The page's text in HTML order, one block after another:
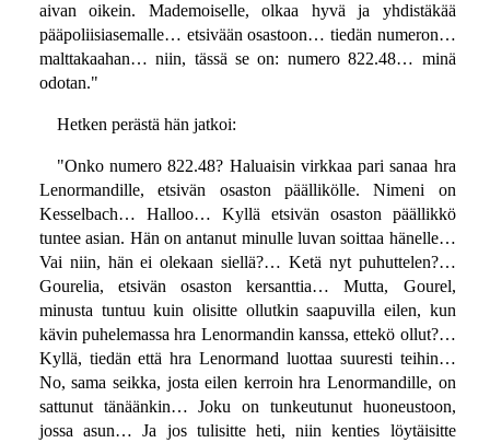
aivan oikein. Mademoiselle, olkaa hyvä ja yhdistäkää
pääpoliisiasemalle… etsivään osastoon… tiedän numeron…
malttakaahan… niin, tässä se on: numero 822.48… minä
odotan."
Hetken perästä hän jatkoi:
"Onko numero 822.48? Haluaisin virkkaa pari sanaa hra
Lenormandille, etsivän osaston päällikölle. Nimeni on
Kesselbach… Halloo… Kyllä etsivän osaston päällikkö
tuntee asian. Hän on antanut minulle luvan soittaa hänelle…
Vai niin, hän ei olekaan siellä?… Ketä nyt puhuttelen?…
Gourelia, etsivän osaston kersanttia… Mutta, Gourel,
minusta tuntuu kuin olisitte ollutkin saapuvilla eilen, kun
kävin puhelemassa hra Lenormandin kanssa, ettekö ollut?…
Kyllä, tiedän että hra Lenormand luottaa suuresti teihin…
No, sama seikka, josta eilen kerroin hra Lenormandille, on
sattunut tänäänkin… Joku on tunkeutunut huoneustoon,
jossa asun… Ja jos tulisitte heti, niin kenties löytäisitte